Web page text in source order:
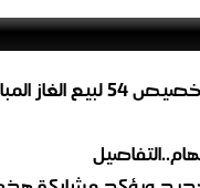
عاجل..الشركة اليمنية للغاز تعلن عن